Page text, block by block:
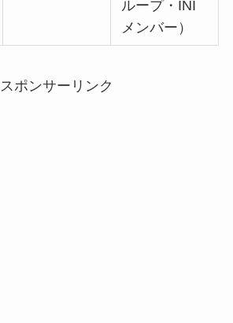
ループ・INI
メンバー）
スポンサーリンク